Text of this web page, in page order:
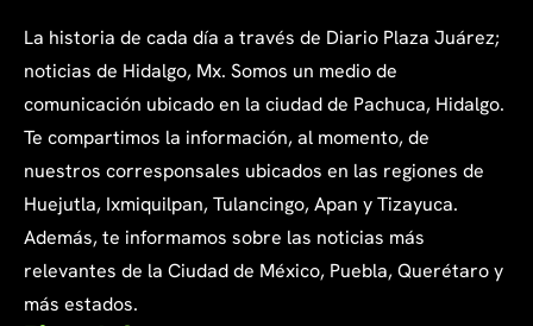
La historia de cada día a través de Diario Plaza Juárez;
noticias de Hidalgo, Mx. Somos un medio de
comunicación ubicado en la ciudad de Pachuca, Hidalgo.
Te compartimos la información, al momento, de
nuestros corresponsales ubicados en las regiones de
Huejutla, Ixmiquilpan, Tulancingo, Apan y Tizayuca.
Además, te informamos sobre las noticias más
relevantes de la Ciudad de México, Puebla, Querétaro y
más estados.